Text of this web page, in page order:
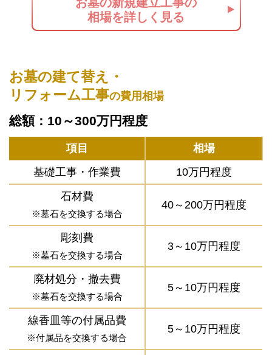
相場を詳しく見る
お墓の建て替え・
リフォーム工事の費用相場
総額：10～300万円程度
項目
相場
基礎工事・作業費
10万円程度
石材費
※墓石を交換する場合
40～200万円程度
彫刻費
※墓石を交換する場合
3～10万円程度
廃材処分・撤去費
※墓石を交換する場合
5～10万円程度
線香皿等の付属品費
※付属品を交換する場合
5～10万円程度